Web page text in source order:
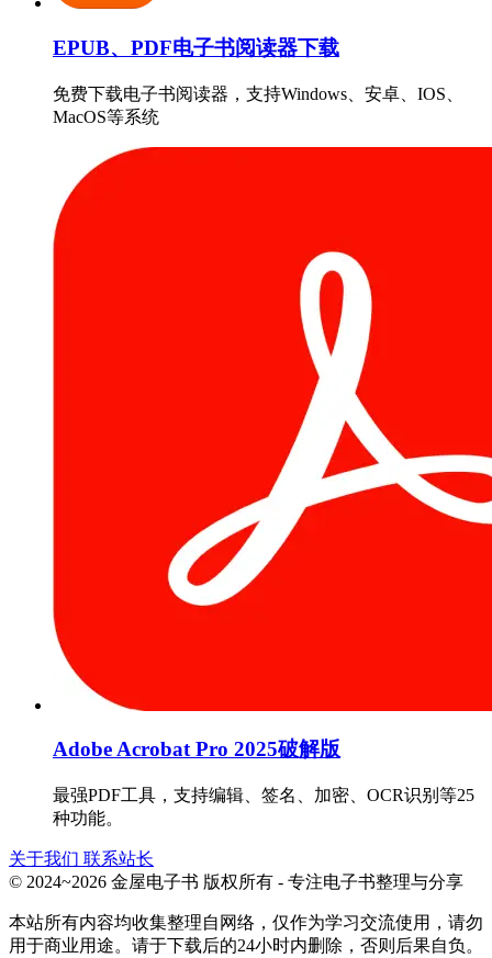
EPUB、PDF电子书阅读器下载
免费下载电子书阅读器，支持Windows、安卓、IOS、
MacOS等系统
Adobe Acrobat Pro 2025破解版
最强PDF工具，支持编辑、签名、加密、OCR识别等25
种功能。
关于我们 联系站长
© 2024~2026 金屋电子书 版权所有 - 专注电子书整理与分享
本站所有内容均收集整理自网络，仅作为学习交流使用，请勿
用于商业用途。请于下载后的24小时内删除，否则后果自负。